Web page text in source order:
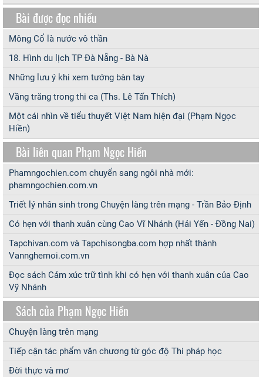
Bài được đọc nhiều
Mông Cổ là nước vô thần
18. Hình du lịch TP Đà Nẵng - Bà Nà
Những lưu ý khi xem tướng bàn tay
Vầng trăng trong thi ca (Ths. Lê Tấn Thích)
Một cái nhìn về tiểu thuyết Việt Nam hiện đại (Phạm Ngọc
Hiền)
Bài liên quan Phạm Ngọc Hiền
Phamngochien.com chuyển sang ngôi nhà mới:
phamngochien.com.vn
Triết lý nhân sinh trong Chuyện làng trên mạng - Trần Bảo Định
Có hẹn với thanh xuân cùng Cao Vĩ Nhánh (Hải Yến - Đồng Nai)
Tapchivan.com và Tapchisongba.com hợp nhất thành
Vannghemoi.com.vn
Đọc sách Cảm xúc trữ tình khi có hẹn với thanh xuân của Cao
Vỹ Nhánh
Sách của Phạm Ngọc Hiền
Chuyện làng trên mạng
Tiếp cận tác phẩm văn chương từ góc độ Thi pháp học
Đời thực và mơ